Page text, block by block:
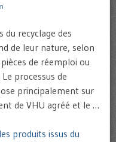
du recyclage des
de leur nature, selon
de réemploi ou
processus de
principalement sur
de VHU agréé et le …
produits issus du